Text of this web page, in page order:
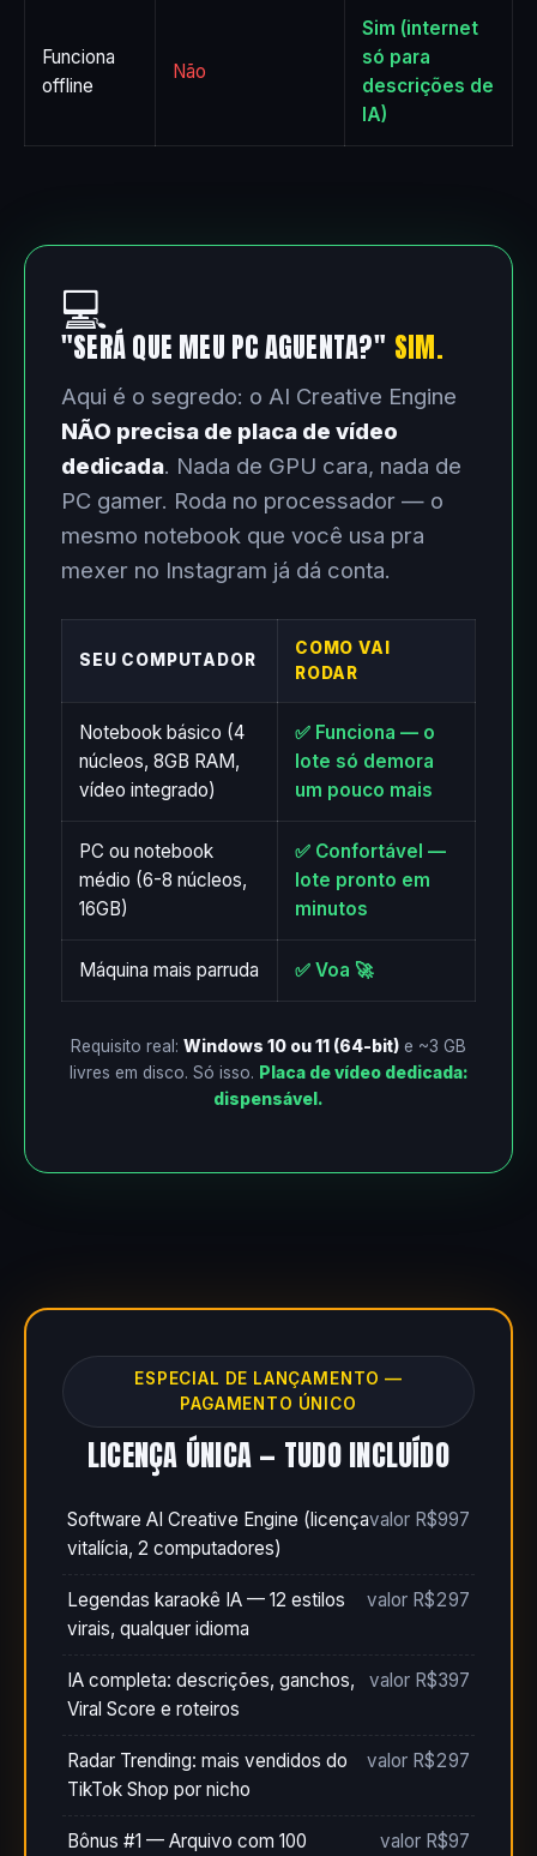
Funciona
offline
Não
Sim (internet
só para
descrições de
IA)
💻
"SERÁ QUE MEU PC AGUENTA?" SIM.
Aqui é o segredo: o AI Creative Engine
NÃO precisa de placa de vídeo
dedicada. Nada de GPU cara, nada de
PC gamer. Roda no processador — o
mesmo notebook que você usa pra
mexer no Instagram já dá conta.
SEU COMPUTADOR
COMO VAI
RODAR
Notebook básico (4
núcleos, 8GB RAM,
vídeo integrado)
✅ Funciona — o
lote só demora
um pouco mais
PC ou notebook
médio (6-8 núcleos,
16GB)
✅ Confortável —
lote pronto em
minutos
Máquina mais parruda ✅ Voa 🚀
Requisito real: Windows 10 ou 11 (64-bit) e ~3 GB
livres em disco. Só isso. Placa de vídeo dedicada:
dispensável.
ESPECIAL DE LANÇAMENTO —
PAGAMENTO ÚNICO
LICENÇA ÚNICA — TUDO INCLUÍDO
Software AI Creative Engine (licença
vitalícia, 2 computadores)
valor R$997
Legendas karaokê IA — 12 estilos
virais, qualquer idioma
valor R$297
IA completa: descrições, ganchos,
Viral Score e roteiros
valor R$397
Radar Trending: mais vendidos do
TikTok Shop por nicho
valor R$297
Bônus #1 — Arquivo com 100 valor R$97